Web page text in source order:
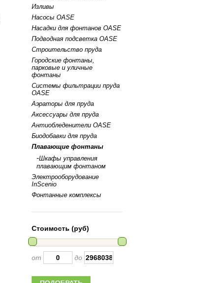
Изливы
Насосы OASE
Насадки для фонтанов OASE
Подводная подсветка OASE
Строительство пруда
Городские фонтаны,
парковые и уличные
фонтаны
Системы фильтрации пруда
OASE
Аэраторы для пруда
Аксессуары для пруда
Антиобледенители OASE
Биодобавки для пруда
Плавающие фонтаны
-Шкафы управления
плавающим фонтаном
Электрооборудование
InScenio
Фонтанные комплексы
Стоимость (руб)
от до